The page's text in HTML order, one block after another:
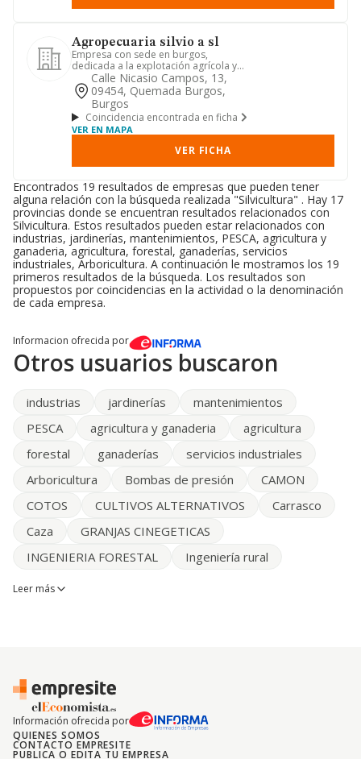
Agropecuaria silvio a sl
Empresa con sede en burgos,
dedicada a la explotación agrícola y
ganadera, consolidada como un refe...
Calle Nicasio Campos, 13,
09454, Quemada Burgos,
Burgos
Coincidencia encontrada en ficha
VER EN MAPA
VER FICHA
Encontrados 19 resultados de empresas que pueden tener
alguna relación con la búsqueda realizada "Silvicultura" . Hay 17
provincias donde se encuentran resultados relacionados con
Silvicultura. Estos resultados pueden estar relacionados con
industrias, jardinerías, mantenimientos, PESCA, agricultura y
ganaderia, agricultura, forestal, ganaderías, servicios
industriales, Arboricultura. A continuación le mostramos los 19
primeros resultados de la búsqueda. Los resultados son
propuestos por coincidencias en la actividad o la denominación
de cada empresa.
Informacion ofrecida por
Otros usuarios buscaron
industrias jardinerías
mantenimientos
PESCA
agricultura y ganaderia
agricultura
forestal
ganaderías
servicios industriales
Arboricultura
Bombas de presión
CAMON
COTOS
CULTIVOS ALTERNATIVOS
Carrasco
Caza
GRANJAS CINEGETICAS
INGENIERIA FORESTAL
Ingeniería rural
Leer más
Información ofrecida por
QUIENES SOMOS
CONTACTO EMPRESITE
PUBLICA O EDITA TU EMPRESA